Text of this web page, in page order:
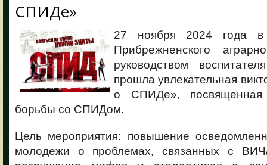
СПИДе»
27 ноября 2024 года
Прибрежненского
руководством
прошла увлекательная
о СПИДе»,
борьбы со СПИДом.
Цель мероприятия: повышение
молодежи о проблемах, связанных с